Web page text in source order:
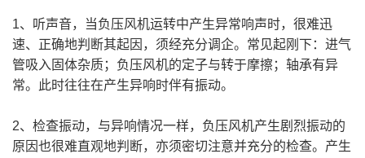
1、听声音，当负压风机运转中产生异常响声时，很难迅
速、正确地判断其起因，须经充分调企。常见起刚下：进气
管吸入固体杂质；负压风机的定子与转于摩擦；轴承有异
常。此时往往在产生异响时伴有振动。
2、检查振动，与异响情况一样，负压风机产生剧烈振动的
原因也很难直观地判断，亦须密切注意并充分的检查。产生